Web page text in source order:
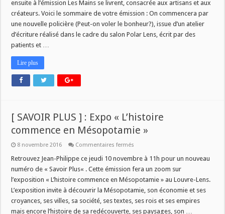
ensuite à l’émission Les Mains se livrent, consacrée aux artisans et aux
créateurs. Voici le sommaire de votre émission : On commencera par
une nouvelle policière (Peut-on voler le bonheur?), issue d’un atelier
d’écriture réalisé dans le cadre du salon Polar Lens, écrit par des
patients et …
Lire plus
[ SAVOIR PLUS ] : Expo « L’histoire
commence en Mésopotamie »
8 novembre 2016 Commentaires fermés
SAVOIR
]
:
Expo
« L’histoire
commence
en
Mésopotamie »
Retrouvez Jean-Philippe ce jeudi 10 novembre à 11h pour un nouveau
numéro de « Savoir Plus« . Cette émission fera un zoom sur
l’exposition « L’histoire commence en Mésopotamie » au Louvre-Lens.
L’exposition invite à découvrir la Mésopotamie, son économie et ses
croyances, ses villes, sa société, ses textes, ses rois et ses empires
mais encore l’histoire de sa redécouverte, ses paysages, son …